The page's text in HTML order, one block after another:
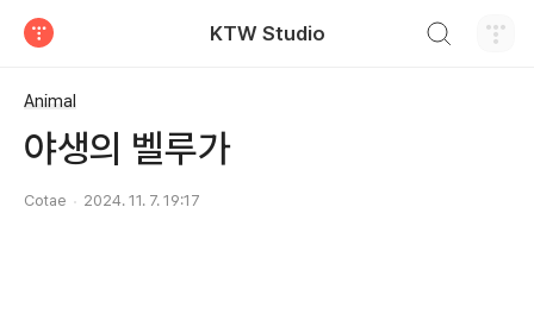
KTW Studio
Animal
야생의 벨루가
Cotae 2024. 11. 7. 19:17